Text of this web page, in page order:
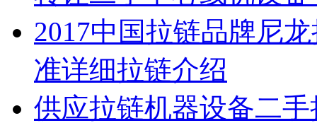
2017中国拉链品牌尼
准详细拉链介绍
供应拉链机器设备二